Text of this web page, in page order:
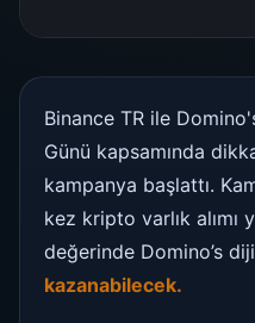
Binance TR ile
Günü kapsamında
kampanya başlattı.
kez kripto varlık alımı
değerinde Domino’s
kazanabilecek.